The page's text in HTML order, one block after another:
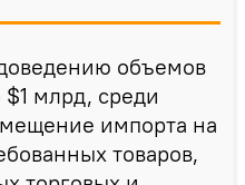
объемов
млрд, среди
импорта на
товаров,